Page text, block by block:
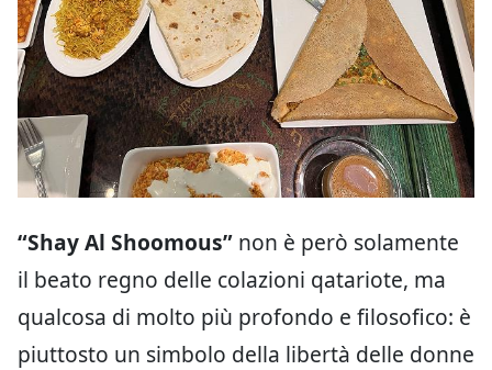
“Shay Al Shoomous” non è però solamente
il beato regno delle colazioni qatariote, ma
qualcosa di molto più profondo e filosofico: è
piuttosto un simbolo della libertà delle donne